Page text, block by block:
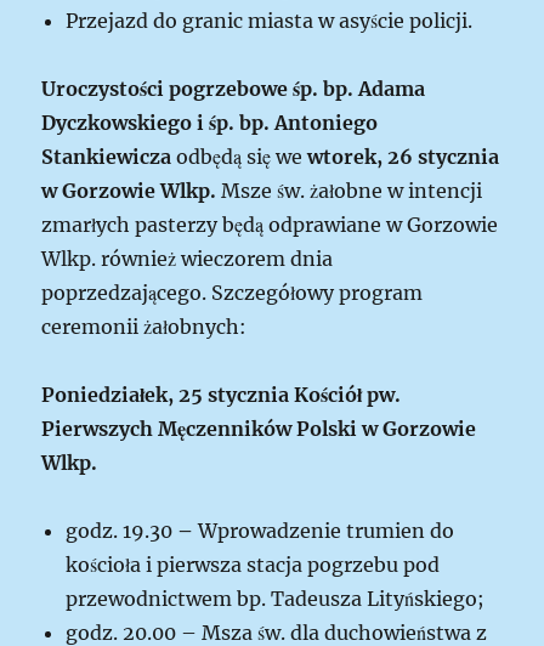
Przejazd do granic miasta w asyście policji.
Uroczystości pogrzebowe śp. bp. Adama
Dyczkowskiego i śp. bp. Antoniego
Stankiewicza odbędą się wewtorek, 26 stycznia
w Gorzowie Wlkp. Msze św. żałobne w intencji
zmarłych pasterzy będą odprawiane w Gorzowie
Wlkp. również wieczorem dnia
poprzedzającego. Szczegółowy program
ceremonii żałobnych:
Poniedziałek, 25 styczniaKościół pw.
Pierwszych Męczenników Polski w Gorzowie
Wlkp.
godz. 19.30 – Wprowadzenie trumien do
kościoła i pierwsza stacja pogrzebu pod
przewodnictwem bp. Tadeusza Lityńskiego;
godz. 20.00 – Msza św. dla duchowieństwa z